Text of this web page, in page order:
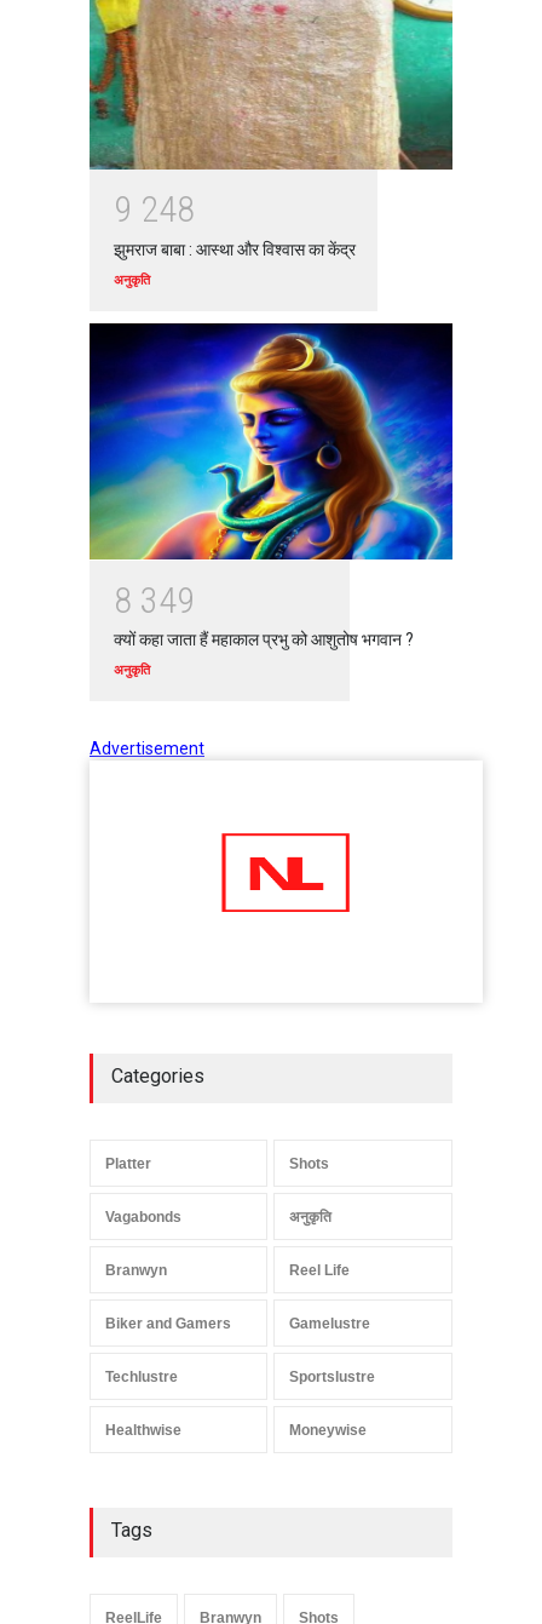
9 248
झुमराज बाबा : आस्था और विश्वास का केंद्र
अनुकृति
8 349
क्यों कहा जाता हैं महाकाल प्रभु को आशुतोष भगवान ?
अनुकृति
Advertisement
Categories
Platter Shots
Vagabonds अनुकृति
Branwyn Reel Life
Biker and Gamers Gamelustre
Techlustre Sportslustre
Healthwise Moneywise
Tags
ReelLife Branwyn Shots